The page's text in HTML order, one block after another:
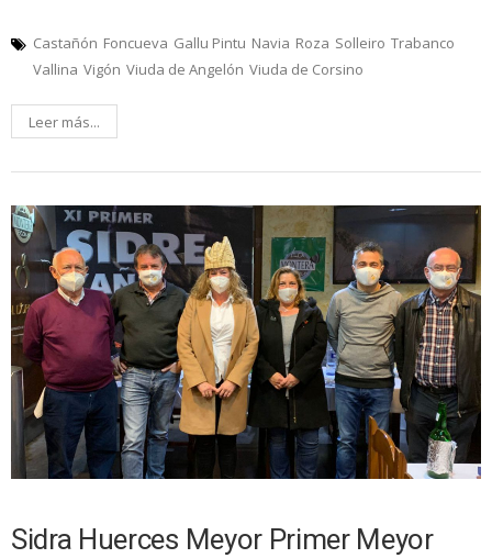
Castañón Foncueva Gallu Pintu Navia Roza Solleiro Trabanco
Vallina Vigón Viuda de Angelón Viuda de Corsino
Leer más...
Sidra Huerces Meyor Primer Meyor